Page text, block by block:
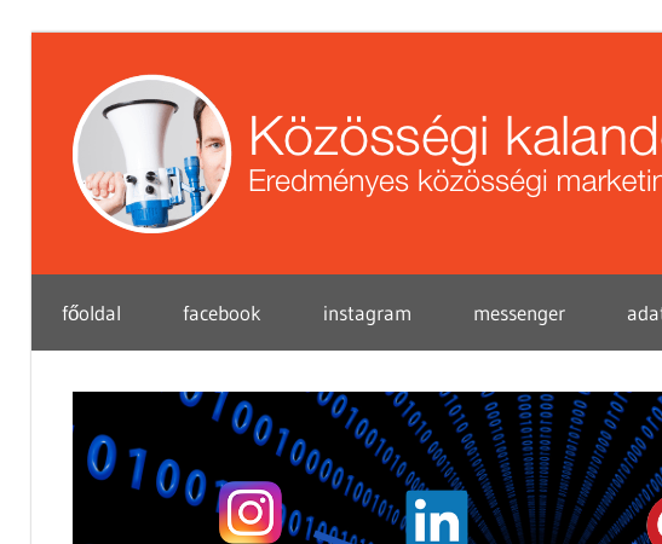
content
közösségi
marketing
tippek
vállalkozások
főoldal facebook instagram messenger